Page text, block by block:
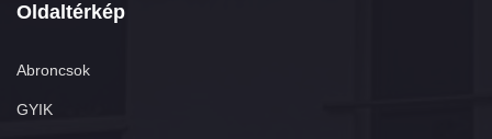
Oldaltérkép
Abroncsok
GYIK